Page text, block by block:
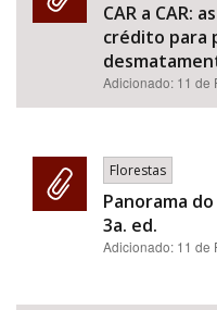
CAR a CAR:
crédito para
Adicionado: 11 de
Florestas
Panorama
3a. ed.
Adicionado: 11 de